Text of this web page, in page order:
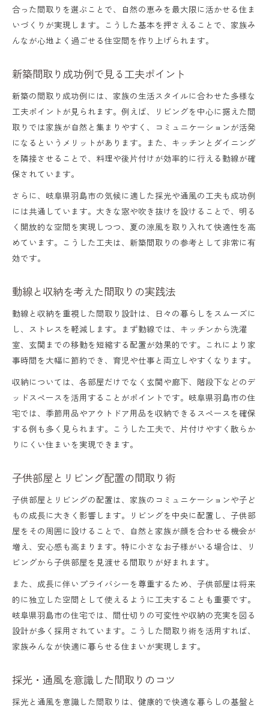
合った間取りを選ぶことで、自然の恵みを最大限に活かせる住ま
いづくりが実現します。こうした基本を押さえることで、家族み
んなが心地よく過ごせる住空間を作り上げられます。
新築間取り成功例で見る工夫ポイント
新築の間取り成功例には、家族の生活スタイルに合わせた多様な
工夫ポイントが見られます。例えば、リビングを中心に据えた間
取りでは家族が自然と集まりやすく、コミュニケーションが活発
になるというメリットがあります。また、キッチンとダイニング
を隣接させることで、料理や後片付けが効率的に行える動線が確
保されています。
さらに、岐阜県羽島市の気候に適した採光や通風の工夫も成功例
には共通しています。大きな窓や吹き抜けを設けることで、明る
く開放的な空間を実現しつつ、夏の涼風を取り入れて快適性を高
めています。こうした工夫は、新築間取りの参考として非常に有
効です。
動線と収納を考えた間取りの実践法
動線と収納を重視した間取り設計は、日々の暮らしをスムーズに
し、ストレスを軽減します。まず動線では、キッチンから洗濯
室、玄関までの移動を短縮する配置が効果的です。これにより家
事時間を大幅に節約でき、育児や仕事と両立しやすくなります。
収納については、各部屋だけでなく玄関や廊下、階段下などのデ
ッドスペースを活用することがポイントです。岐阜県羽島市の住
宅では、季節用品やアウトドア用品を収納できるスペースを確保
する例も多く見られます。こうした工夫で、片付けやすく散らか
りにくい住まいを実現できます。
子供部屋とリビング配置の間取り術
子供部屋とリビングの配置は、家族のコミュニケーションや子ど
もの成長に大きく影響します。リビングを中央に配置し、子供部
屋をその周囲に設けることで、自然と家族が顔を合わせる機会が
増え、安心感も高まります。特に小さなお子様がいる場合は、リ
ビングから子供部屋を見渡せる間取りが好まれます。
また、成長に伴いプライバシーを尊重するため、子供部屋は将来
的に独立した空間として使えるように工夫することも重要です。
岐阜県羽島市の住宅では、間仕切りの可変性や収納の充実を図る
設計が多く採用されています。こうした間取り術を活用すれば、
家族みんなが快適に暮らせる住まいが実現します。
採光・通風を意識した間取りのコツ
採光と通風を意識した間取りは、健康的で快適な暮らしの基盤と